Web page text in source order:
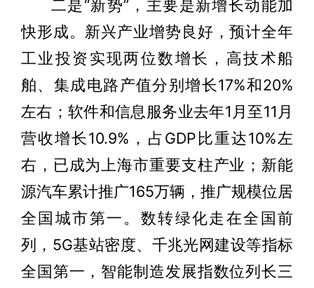
二是“新势”，主要是新增长动能加
快形成。新兴产业增势良好，预计全年
工业投资实现两位数增长，高技术船
舶、集成电路产值分别增长17%和20%
左右；软件和信息服务业去年1月至11月
营收增长10.9%，占GDP比重达10%左
右，已成为上海市重要支柱产业；新能
源汽车累计推广165万辆，推广规模位居
全国城市第一。数转绿化走在全国前
列，5G基站密度、千兆光网建设等指标
全国第一，智能制造发展指数位列长三